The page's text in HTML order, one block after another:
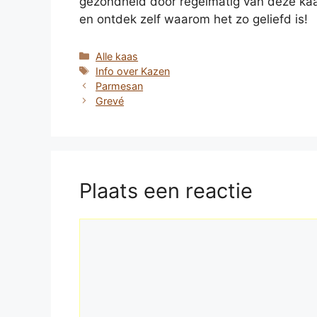
en ontdek zelf waarom het zo geliefd is!
Categorieën
Alle kaas
Tags
Info over Kazen
Parmesan
Grevé
Plaats een reactie